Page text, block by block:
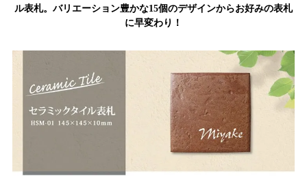
ル表札。バリエーション豊かな15個のデザインからお好みの表札
に早変わり！